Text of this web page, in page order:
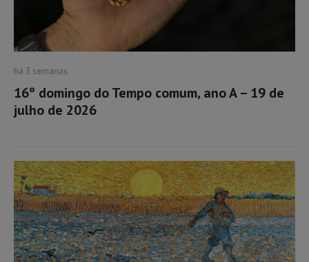
há 3 semanas
16º domingo do Tempo comum, ano A – 19 de
julho de 2026